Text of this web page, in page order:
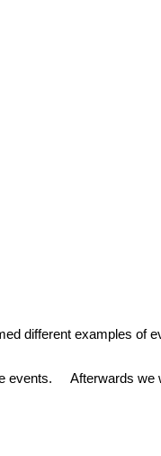
different examples
events.
Afterwards we